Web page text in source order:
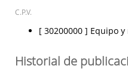
C.P.V.
[ 30200000 ] Equipo
Historial de